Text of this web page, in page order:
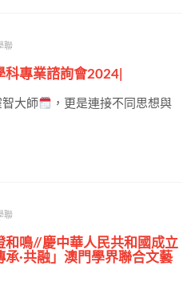
聯
科專業諮詢會2024|
大師
，更是連接不同思想與
聯
和鳴//慶中華人民共和國成立
·共融」澳門學界聯合文藝